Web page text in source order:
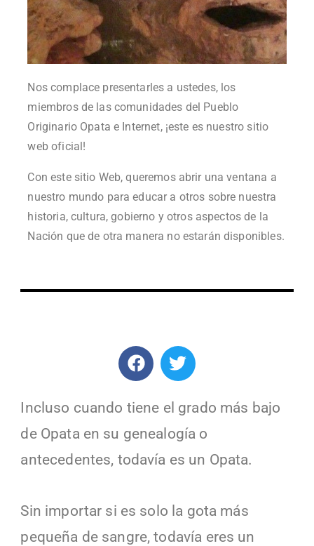
Nos complace presentarles a ustedes, los
miembros de las comunidades del Pueblo
Originario Opata e Internet, ¡este es nuestro sitio
web oficial!
Con este sitio Web, queremos abrir una ventana a
nuestro mundo para educar a otros sobre nuestra
historia, cultura, gobierno y otros aspectos de la
Nación que de otra manera no estarán disponibles.
Incluso cuando tiene el grado más bajo
de Opata en su genealogía o
antecedentes, todavía es un Opata.
Sin importar si es solo la gota más
pequeña de sangre, todavía eres un